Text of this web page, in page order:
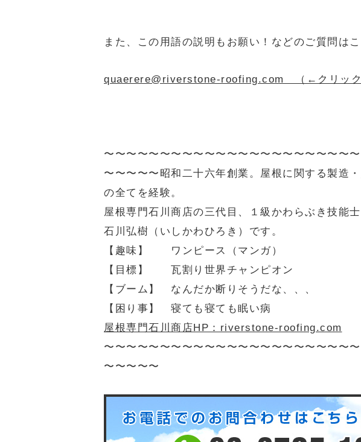
また、この用語の説明もお願い！などのご質問は
quaerere@riverstone-roofing.com （←クリック
〜〜〜〜〜〜〜〜〜〜〜〜〜〜〜〜〜〜〜〜〜〜
〜〜〜〜〜 昭和二十六年創業。屋根に関する製造
の全てを経験。
屋根専門石川商店の三代目、１級かわらぶき技能士
石川弘樹（いしかわひろき）です。
【趣味】 ワンピース（マンガ）
【目標】 瓦割り世界チャンピオン
【ブーム】 なんだか断りそうだな、、、
【困り事】 寝ても寝ても眠い病
屋根専門石川商店HP：riverstone-roofing.com
〜〜〜〜〜〜〜〜〜〜〜〜〜〜〜〜〜〜〜〜〜〜
〜〜〜〜〜